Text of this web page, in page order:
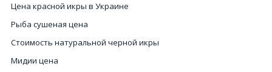
Цена красной икры в Украине
Рыба сушеная цена
Стоимость натуральной черной икры
Мидии цена